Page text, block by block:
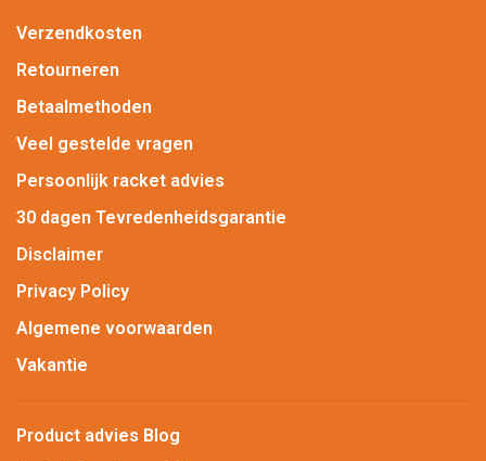
Verzendkosten
Retourneren
Betaalmethoden
Veel gestelde vragen
Persoonlijk racket advies
30 dagen Tevredenheidsgarantie
Disclaimer
Privacy Policy
Algemene voorwaarden
Vakantie
Product advies Blog